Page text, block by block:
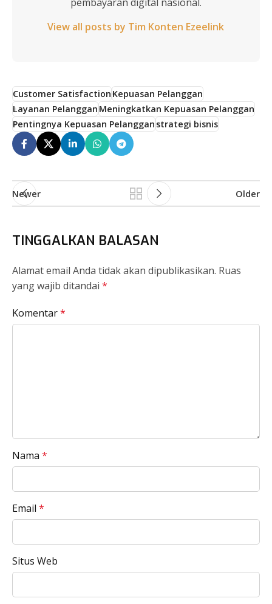
View all posts by Tim Konten Ezeelink
Customer SatisfactionKepuasan Pelanggan
Layanan PelangganMeningkatkan Kepuasan Pelanggan
Pentingnya Kepuasan Pelangganstrategi bisnis
Newer Older
TINGGALKAN BALASAN
Alamat email Anda tidak akan dipublikasikan. Ruas
yang wajib ditandai *
Komentar*
Nama *
Email *
Situs Web